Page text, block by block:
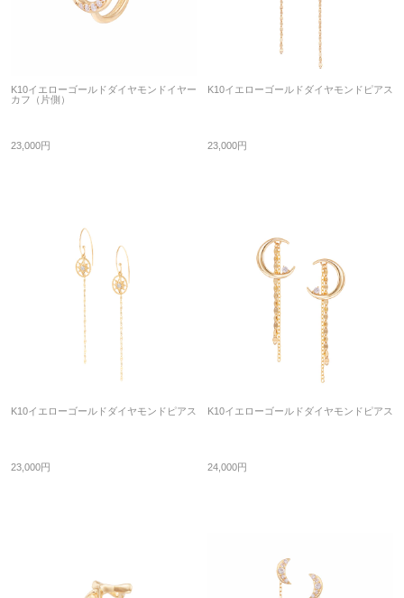
K10イエローゴールドダイヤモンドイヤー
カフ（片側）
23,000円
K10イエローゴールドダイヤモンドピアス
23,000円
K10イエローゴールドダイヤモンドピアス
23,000円
K10イエローゴールドダイヤモンドピアス
24,000円